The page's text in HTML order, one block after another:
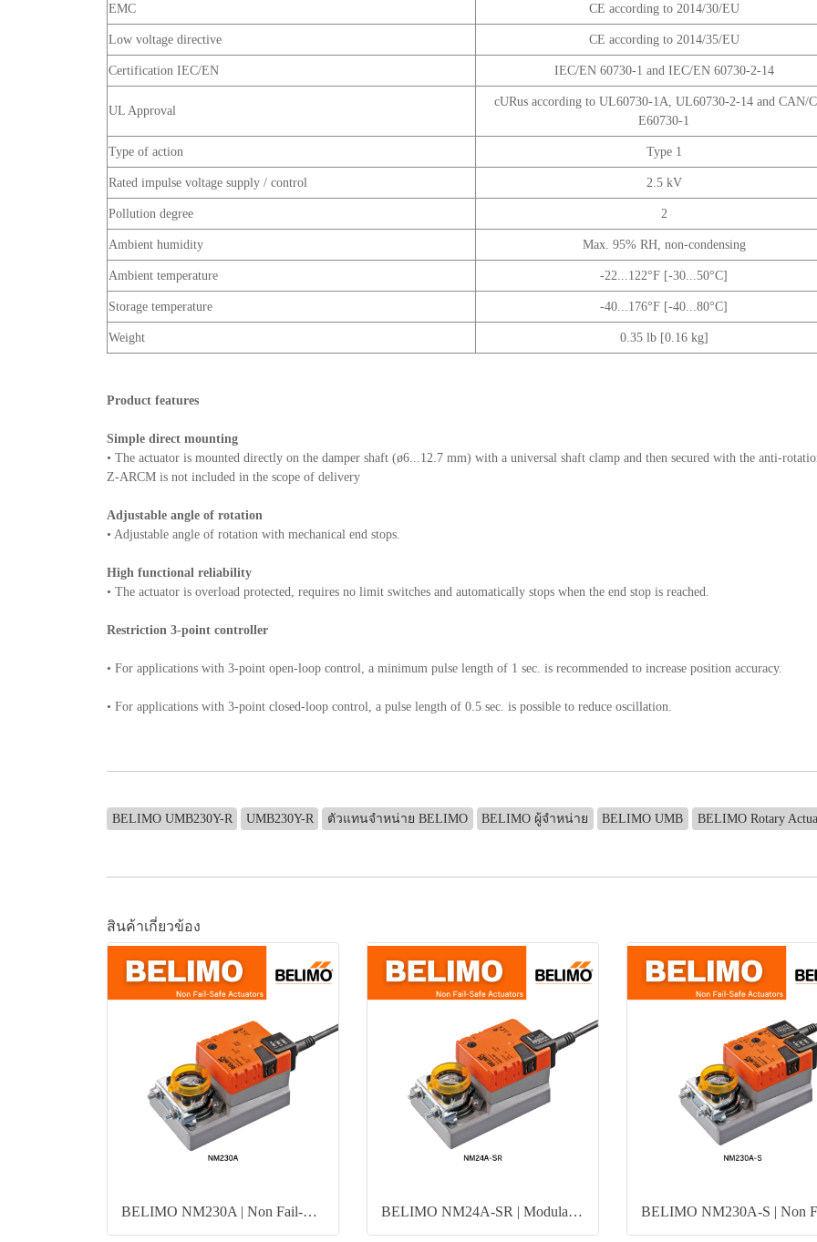
EMC CE according to 2014/30/EU
Low voltage directive CE according to 2014/35/EU
Certification IEC/EN IEC/EN 60730-1 and IEC/EN 60730-2-14
UL Approval
cURus according to UL60730-1A, UL60730-2-14 and CAN/
E60730-1
Type of action Type 1
Rated impulse voltage supply / control 2.5 kV
Pollution degree 2
Ambient humidity Max. 95% RH, non-condensing
Ambient temperature -22...122°F [-30...50°C]
Storage temperature -40...176°F [-40...80°C]
Weight 0.35 lb [0.16 kg]
Product features
Simple direct mounting
• The actuator is mounted directly on the damper shaft (ø6...12.7 mm) with a universal shaft clamp and then secured with the anti-
Z-ARCM is not included in the scope of delivery
Adjustable angle of rotation
• Adjustable angle of rotation with mechanical end stops.
High functional reliability
• The actuator is overload protected, requires no limit switches and automatically stops when the end stop is reached.
Restriction 3-point controller
• For applications with 3-point open-loop control, a minimum pulse length of 1 sec. is recommended to increase position accuracy.
• For applications with 3-point closed-loop control, a pulse length of 0.5 sec. is possible to reduce oscillation.
BELIMO UMB230Y-R UMB230Y-R ตัวแทนจำหน่าย BELIMO BELIMO ผู้จำหน่าย BELIMO UMB BELIMO Rotary
สินค้าเกี่ยวข้อง
BELIMO NM230A | Non Fail-Safe Damper Actuator BELIMO NM24A-SR | Modulating Control Actuator